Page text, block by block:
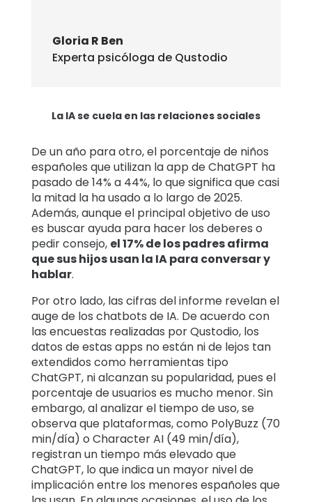
Gloria R Ben
Experta psicóloga de Qustodio
La IA se cuela en las relaciones sociales
De un año para otro, el porcentaje de niños
españoles que utilizan la app de ChatGPT ha
pasado de 14% a 44%, lo que significa que casi
la mitad la ha usado a lo largo de 2025.
Además, aunque el principal objetivo de uso
es buscar ayuda para hacer los deberes o
pedir consejo, el 17% de los padres afirma
que sus hijos usan la IA para conversar y
hablar.
Por otro lado, las cifras del informe revelan el
auge de los chatbots de IA. De acuerdo con
las encuestas realizadas por Qustodio, los
datos de estas apps no están ni de lejos tan
extendidos como herramientas tipo
ChatGPT, ni alcanzan su popularidad, pues el
porcentaje de usuarios es mucho menor. Sin
embargo, al analizar el tiempo de uso, se
observa que plataformas, como PolyBuzz (70
min/día) o Character AI (49 min/día),
registran un tiempo más elevado que
ChatGPT, lo que indica un mayor nivel de
implicación entre los menores españoles que